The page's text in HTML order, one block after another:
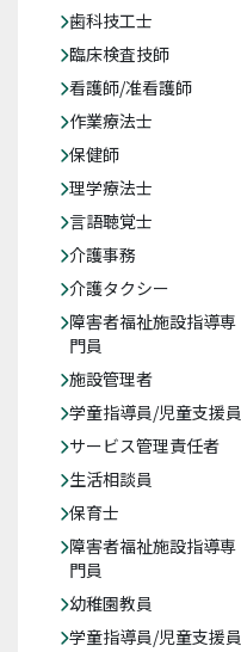
歯科技工士
臨床検査技師
看護師/准看護師
作業療法士
保健師
理学療法士
言語聴覚士
介護事務
介護タクシー
障害者福祉施設指導専
門員
施設管理者
学童指導員/児童支援員
サービス管理責任者
生活相談員
保育士
障害者福祉施設指導専
門員
幼稚園教員
学童指導員/児童支援員